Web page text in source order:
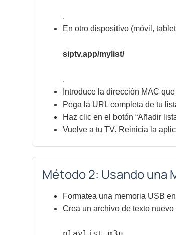
.
En otro dispositivo (móvil,
siptv.app/mylist/
.
Introduce la dirección MAC
Pega la URL completa de tu
Haz clic en el botón “Añadir
Vuelve a tu TV. Reinicia la
Método 2: Usando una
Formatea una memoria USB
Crea un archivo de texto